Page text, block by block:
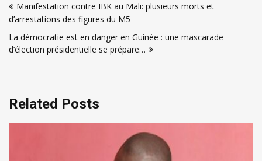
de
l’article
Manifestation contre IBK au Mali: plusieurs morts et
d’arrestations des figures du M5
La démocratie est en danger en Guinée : une mascarade
d’élection présidentielle se prépare…
Related Posts